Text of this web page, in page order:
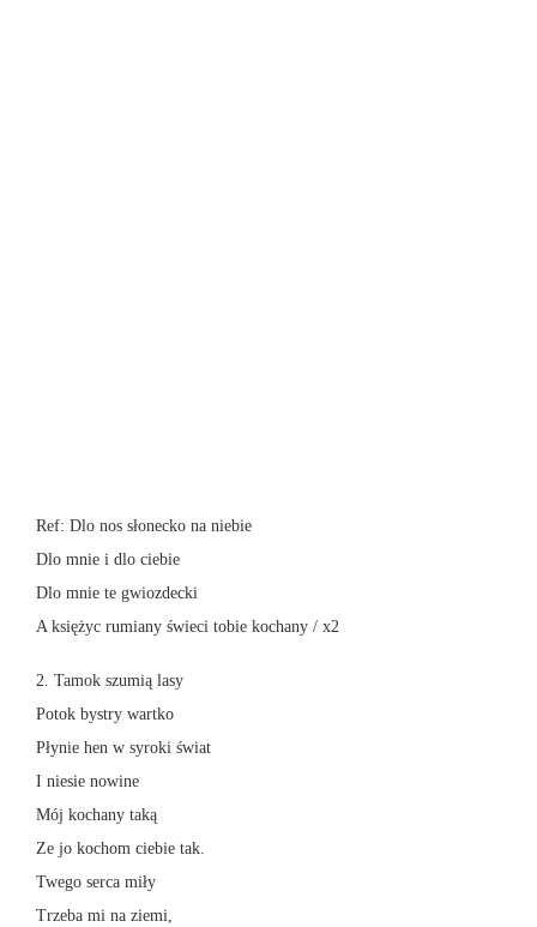
Ref: Dlo nos słonecko na niebie
Dlo mnie i dlo ciebie
Dlo mnie te gwiozdecki
A księżyc rumiany świeci tobie kochany / x2
2. Tamok szumią lasy
Potok bystry wartko
Płynie hen w syroki świat
I niesie nowine
Mój kochany taką
Ze jo kochom ciebie tak.
Twego serca miły
Trzeba mi na ziemi,